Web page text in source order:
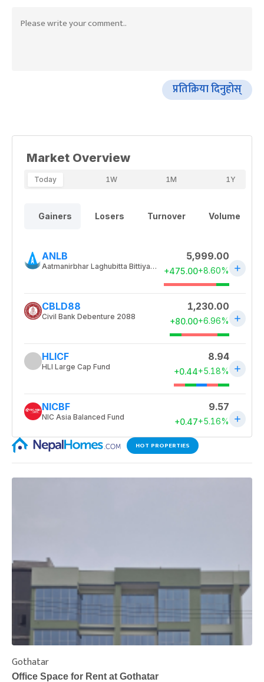
प्रतिक्रिया दिनुहोस्
HOT PROPERTIES
Gothatar
Office Space for Rent at Gothatar